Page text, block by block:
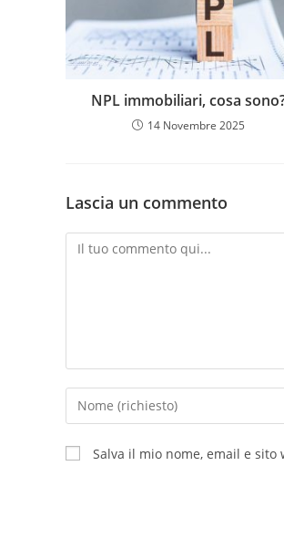
NPL immobiliari, cosa
14 Novembre 2025
Lascia un commento
Salva il mio nome, email e